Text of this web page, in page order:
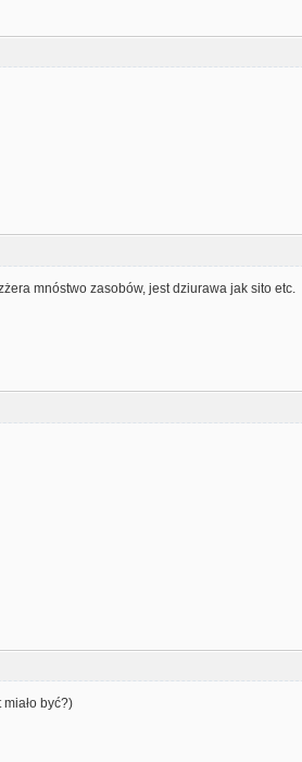
mnóstwo zasobów, jest dziurawa jak sito etc.
być?)